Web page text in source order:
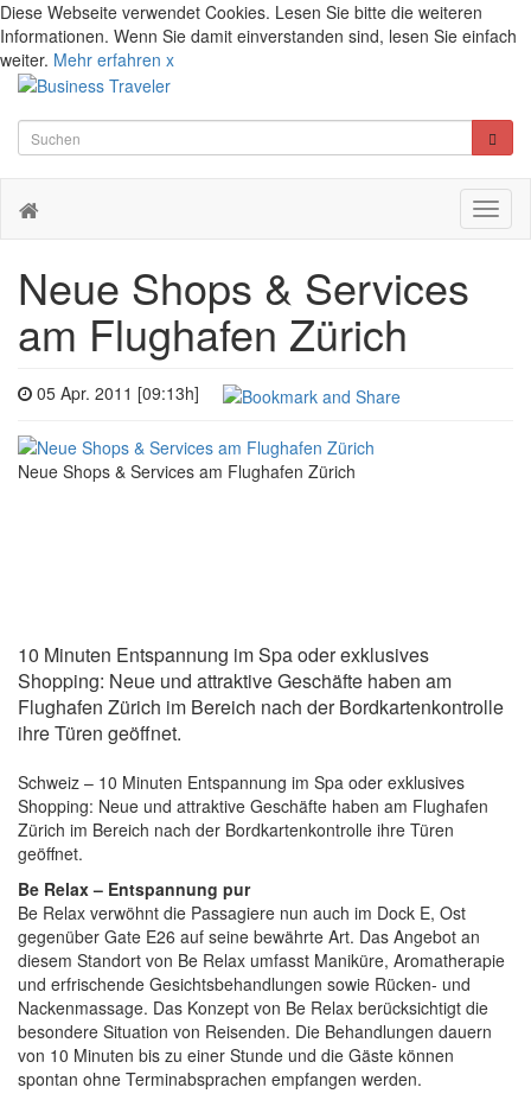
Diese Webseite verwendet Cookies. Lesen Sie bitte die weiteren
Informationen. Wenn Sie damit einverstanden sind, lesen Sie einfach
weiter. Mehr erfahren x
Neue Shops & Services
am Flughafen Zürich
05 Apr. 2011 [09:13h]
Neue Shops & Services am Flughafen Zürich
10 Minuten Entspannung im Spa oder exklusives
Shopping: Neue und attraktive Geschäfte haben am
Flughafen Zürich im Bereich nach der Bordkartenkontrolle
ihre Türen geöffnet.
Schweiz – 10 Minuten Entspannung im Spa oder exklusives
Shopping: Neue und attraktive Geschäfte haben am Flughafen
Zürich im Bereich nach der Bordkartenkontrolle ihre Türen
geöffnet.
Be Relax – Entspannung pur
Be Relax verwöhnt die Passagiere nun auch im Dock E, Ost
gegenüber Gate E26 auf seine bewährte Art. Das Angebot an
diesem Standort von Be Relax umfasst Maniküre, Aromatherapie
und erfrischende Gesichtsbehandlungen sowie Rücken- und
Nackenmassage. Das Konzept von Be Relax berücksichtigt die
besondere Situation von Reisenden. Die Behandlungen dauern
von 10 Minuten bis zu einer Stunde und die Gäste können
spontan ohne Terminabsprachen empfangen werden.